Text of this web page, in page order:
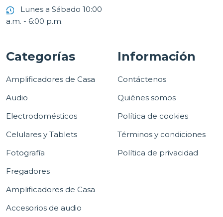
Lunes a Sábado 10:00
a.m. - 6:00 p.m.
Categorías
Amplificadores de Casa
Audio
Electrodomésticos
Celulares y Tablets
Fotografía
Fregadores
Amplificadores de Casa
Accesorios de audio
Información
Contáctenos
Quiénes somos
Política de cookies
Términos y condiciones
Política de privacidad